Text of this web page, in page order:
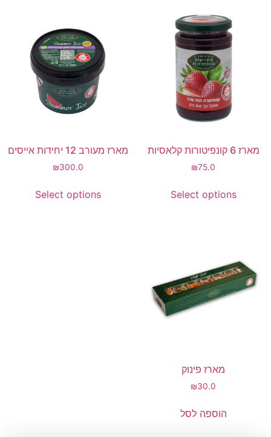
מארז 6 קונפיטורות קלאסיות
₪75.0
Select options
מארז מעורב 12 יחידות אייסים
₪300.0
Select options
מארז פינוק
₪30.0
הוספה לסל